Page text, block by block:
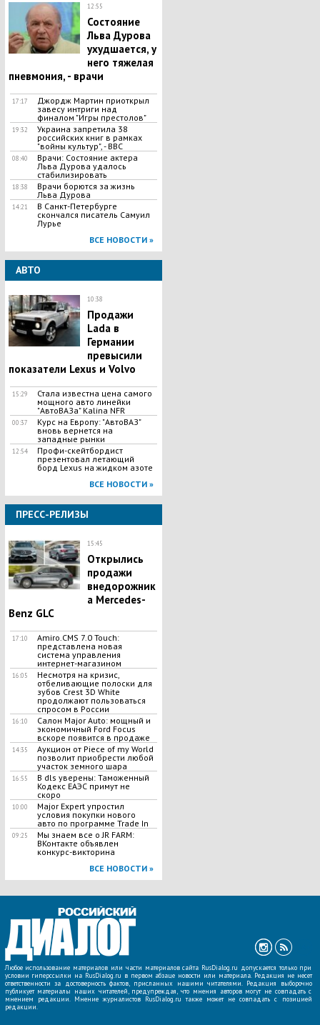
12:55
Состояние
Льва Дурова
ухудшается, у
него тяжелая
пневмония, - врачи
17:17
Джордж Мартин приоткрыл
завесу интриги над
финалом "Игры престолов"
19:32
Украина запретила 38
российских книг ​в рамках
"войны культур", - BBC
08:40
Врачи: Состояние актера
Льва Дурова удалось
стабилизировать
18:38
Врачи борются за жизнь
Льва Дурова
14:21
В Санкт-Петербурге
скончался писатель Самуил
Лурье
ВСЕ НОВОСТИ »
АВТО
10:38
Продажи
Lada в
Германии
превысили
показатели Lexus и Volvo
15:29
Стала известна цена самого
мощного авто​ линейки
"АвтоВАЗа" Kalina NFR
00:37
Курс на Европу: "АвтоВАЗ"
вновь вернется на
западные рынки
12:54
Профи-скейтбордист
презентовал летающий
борд Lexus на жидком азоте
ВСЕ НОВОСТИ »
ПРЕСС-РЕЛИЗЫ
15:45
Открылись
продажи
внедорожник
а Mercedes-
Benz GLC
17:10
Amiro.CMS 7.0 Touch:
представлена новая
система управления
интернет-магазином
16:05
Несмотря на кризис,
отбеливающие полоски для
зубов Crest 3D White
продолжают пользоваться
спросом в России
16:10
Салон Major Auto: мощный и
экономичный Ford Focus
вскоре появится в продаже
14:35
Аукцион от Piece of my World
позволит приобрести любой
участок земного шара
16:55
В dls уверены: Таможенный
Кодекс ЕАЭС примут не
скоро
10:00
Major Expert упростил
условия покупки нового
авто по программе Trade In
09:25
Мы знаем все о JR FARM:
ВКонтакте объявлен
конкурс-викторина
ВСЕ НОВОСТИ »
Любое использование материалов или части материалов сайта RusDialog.ru допускается только при
условии гиперссылки на RusDialog.ru в первом абзаце новости или материала. Редакция не несет
ответственности за достоверность фактов, присланных нашими читателями. Редакция выборочно
публикует материалы наших читателей, предупреждая, что мнения авторов могут не совпадать с
мнением редакции. Мнение журналистов RusDialog.ru также может не совпадать с позицией
редакции.